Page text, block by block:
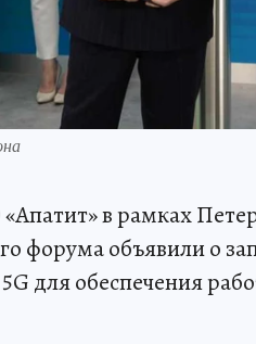
в рамках
форума объявили о
для обеспечения